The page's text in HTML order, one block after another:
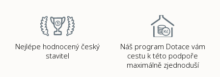
Nejlépe hodnocený český
stavitel
Náš program Dotace vám
cestu k této podpoře
maximálně zjednoduší